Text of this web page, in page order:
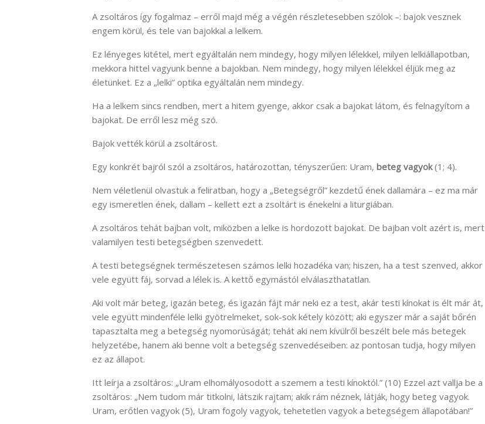
A zsoltáros így fogalmaz – erről majd még a végén részletesebben szólok –: bajok vesznek
engem körül, és tele van bajokkal a lelkem.
Ez lényeges kitétel, mert egyáltalán nem mindegy, hogy milyen lélekkel, milyen lelkiállapotban,
mekkora hittel vagyunk benne a bajokban. Nem mindegy, hogy milyen lélekkel éljük meg az
életünket. Ez a „lelki” optika egyáltalán nem mindegy.
Ha a lelkem sincs rendben, mert a hitem gyenge, akkor csak a bajokat látom, és felnagyítom a
bajokat. De erről lesz még szó.
Bajok vették körül a zsoltárost.
Egy konkrét bajról szól a zsoltáros, határozottan, tényszerűen: Uram, beteg vagyok(1; 4).
Nem véletlenül olvastuk a feliratban, hogy a „Betegségről” kezdetű ének dallamára – ez ma már
egy ismeretlen ének, dallam – kellett ezt a zsoltárt is énekelni a liturgiában.
A zsoltáros tehát bajban volt, miközben a lelke is hordozott bajokat. De bajban volt azért is, mert
valamilyen testi betegségben szenvedett.
A testi betegségnek természetesen számos lelki hozadéka van; hiszen, ha a test szenved, akkor
vele együtt fáj, sorvad a lélek is. A kettő egymástól elválaszthatatlan.
Aki volt már beteg, igazán beteg, és igazán fájt már neki ez a test, akár testi kínokat is élt már át,
vele együtt mindenféle lelki gyötrelmeket, sok-sok kétely között; aki egyszer már a saját bőrén
tapasztalta meg a betegség nyomorúságát; tehát aki nem kívülről beszélt bele más betegek
helyzetébe, hanem aki benne volt a betegség szenvedéseiben: az pontosan tudja, hogy milyen
ez az állapot.
Itt leírja a zsoltáros: „Uram elhomályosodott a szemem a testi kínoktól.” (10) Ezzel azt vallja be a
zsoltáros: „Nem tudom már titkolni, látszik rajtam; akik rám néznek, látják, hogy beteg vagyok.
Uram, erőtlen vagyok (5), Uram fogoly vagyok, tehetetlen vagyok a betegségem állapotában!”